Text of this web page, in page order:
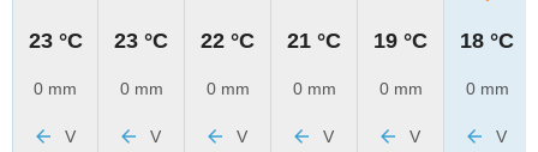
23 °C
0 mm
V
23 °C
0 mm
V
22 °C
0 mm
V
21 °C
0 mm
V
19 °C
0 mm
V
18 °C
0 mm
V